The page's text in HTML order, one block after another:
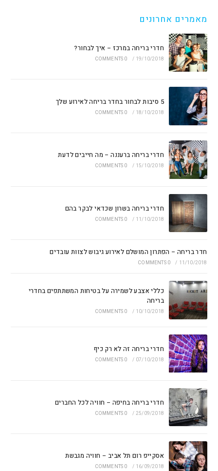
מאמרים אחרונים
חדרי בריחה במרכז – איך לבחור?
19/10/2018
/
0 COMMENTS
5 סיבות לבחור בחדר בריחה לאירוע שלך
18/10/2018
/
0 COMMENTS
חדרי בריחה ברעננה – מה חייבים לדעת
15/10/2018
/
0 COMMENTS
חדרי בריחה בשרון שכדאי לבקר בהם
11/10/2018
/
0 COMMENTS
חדר בריחה – הפתרון המושלם לאירוע גיבוש לצוות עובדים
11/10/2018
/
0 COMMENTS
כללי אצבע לשמירה על בטיחות המשתתפים בחדרי
בריחה
10/10/2018
/
0 COMMENTS
חדרי בריחה זה לא רק כיף
07/10/2018
/
0 COMMENTS
חדרי בריחה בחיפה – חוויה לכל החברים
25/09/2018
/
0 COMMENTS
אסקייפ רום תל אביב – חוויה מגבשת
16/09/2018
/
0 COMMENTS